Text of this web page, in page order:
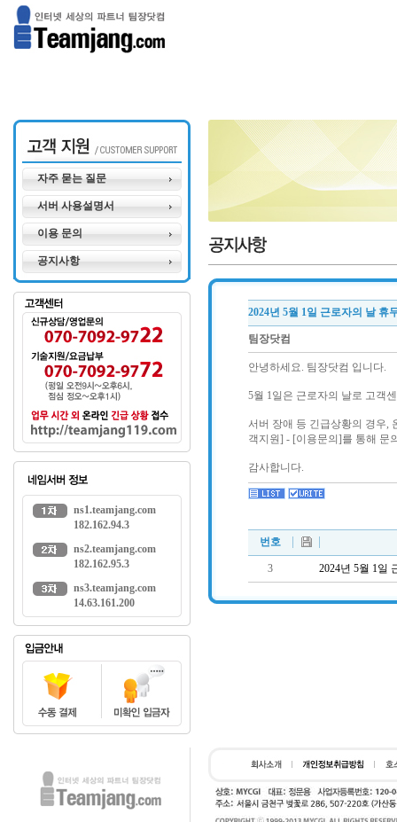
자주 묻는 질문
서버 사용설명서
이용 문의
공지사항
ns1.teamjang.com
182.162.94.3
ns2.teamjang.com
182.162.95.3
ns3.teamjang.com
14.63.161.200
2024년 5월 1일 근로자의 날 휴
팀장닷컴
안녕하세요. 팀장닷컴 입니다.
5월 1일은 근로자의 날로 고객
서버 장애 등 긴급상황의 경우,
객지원] - [이용문의]를 통해 문
감사합니다.
번호
3 2024년 5월 1일